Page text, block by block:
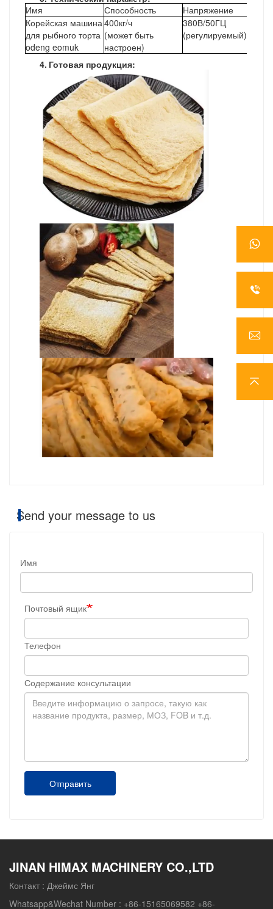
Имя
Способность Напряжение
Корейская машина
для рыбного торта
odeng eomuk
400кг/ч
(может быть
настроен)
380В/50ГЦ
(регулируемый)
4. Готовая продукция:
Send your message to us
Имя
Почтовый ящик
Телефон
Содержание консультации
Отправить
JINAN HIMAX MACHINERY CO.,LTD
Контакт : Джеймс Янг
Whatsapp&Wechat Number : +86-15165069582 +86-